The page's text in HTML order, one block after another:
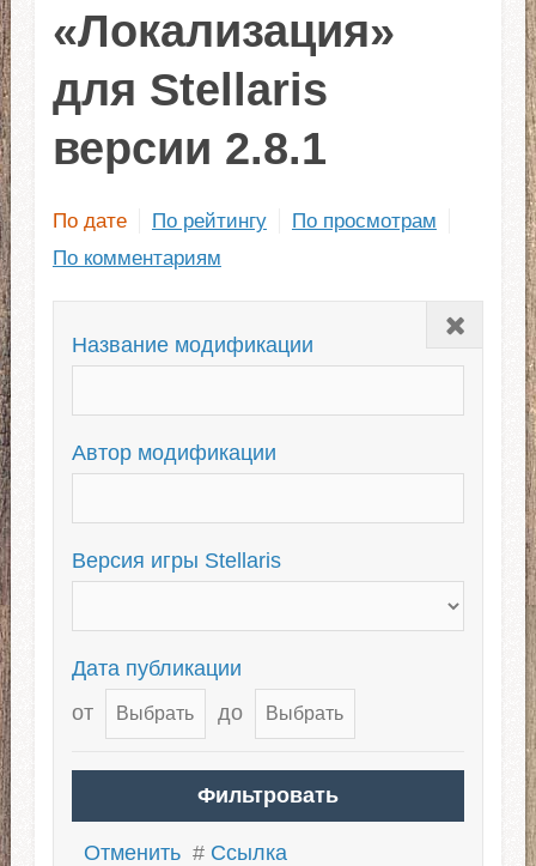
«Локализация»
для Stellaris
версии 2.8.1
По дате По рейтингу
По просмотрам
По комментариям
Закрыть
Название модификации
Автор модификации
Версия игры Stellaris
Дата публикации
от
до
Отменить # Ссылка